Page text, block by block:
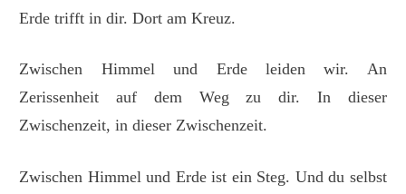
Erde trifft in dir. Dort am Kreuz.
Zwischen Himmel und Erde leiden wir. An
Zerissenheit auf dem Weg zu dir. In dieser
Zwischenzeit, in dieser Zwischenzeit.
Zwischen Himmel und Erde ist ein Steg. Und du selbst